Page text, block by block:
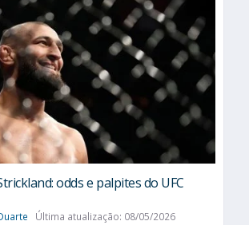
odds e palpites do UFC
Última atualização: 08/05/2026